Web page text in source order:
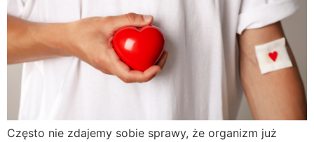
Często nie zdajemy sobie sprawy, że organizm już